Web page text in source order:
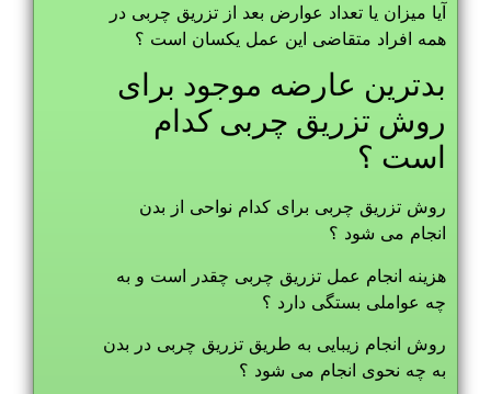
آیا میزان یا تعداد عوارض بعد از تزریق چربی در
همه افراد متقاضی این عمل یکسان است ؟
بدترین عارضه موجود برای
روش تزریق چربی کدام
است ؟
روش تزریق چربی برای کدام نواحی از بدن
انجام می شود ؟
هزینه انجام عمل تزریق چربی چقدر است و به
چه عواملی بستگی دارد ؟
روش انجام زیبایی به طریق تزریق چربی در بدن
به چه نحوی انجام می شود ؟